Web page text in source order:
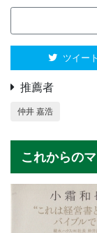
ツイー
推薦者
仲井 嘉浩
これからの